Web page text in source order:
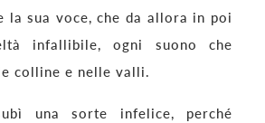
la sua voce, che da allora in poi
infallibile, ogni suono che
colline e nelle valli.
una sorte infelice, perché